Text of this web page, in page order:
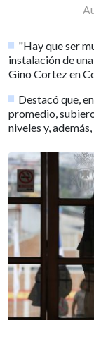
"Hay que ser
instalación de
Gino Cortez en
Destacó que,
promedio,
niveles y,